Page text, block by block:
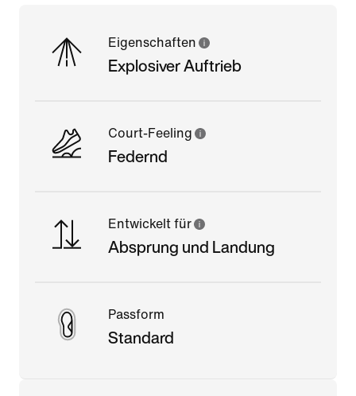
Eigenschaften
Explosiver Auftrieb
Court-Feeling
Federnd
Entwickelt für
Absprung und Landung
Passform
Standard